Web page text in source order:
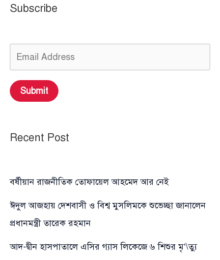
Subscribe
Submit
Recent Post
বর্ষীয়ান রাজনীতিক তোফায়েল আহমেদ আর নেই
ঈদুল আজহায় দেশবাসী ও বিশ্ব মুসলিমকে শুভেচ্ছা জানালেন
প্রধানমন্ত্রী তারেক রহমান
আদ-দ্বীন হাসপাতালে এসির গ্যাস লিকেজে ৬ শিশুর মৃ’\ত্যু